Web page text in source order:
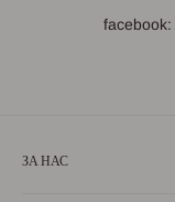
facebook:
ЗА НАС